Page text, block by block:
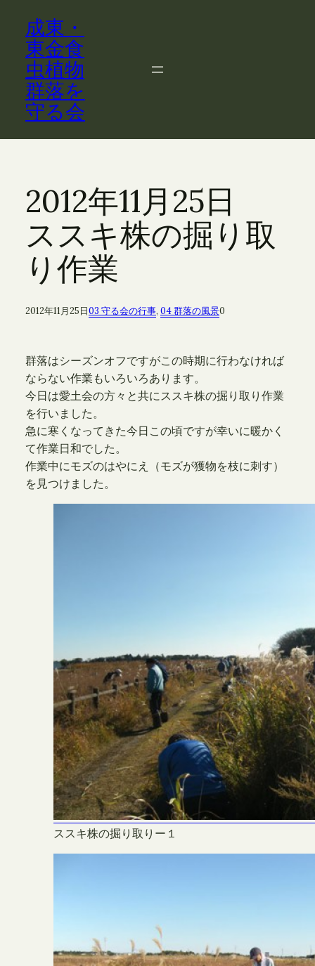
成東・
東金食
虫植物
群落を
守る会
2012年11月25日
ススキ株の掘り取
り作業
2012年11月25日03 守る会の行事, 04 群落の風景0
群落はシーズンオフですがこの時期に行わなければ
ならない作業もいろいろあります。
今日は愛土会の方々と共にススキ株の掘り取り作業
を行いました。
急に寒くなってきた今日この頃ですが幸いに暖かく
て作業日和でした。
作業中にモズのはやにえ（モズが獲物を枝に刺す）
を見つけました。
ススキ株の掘り取りー１